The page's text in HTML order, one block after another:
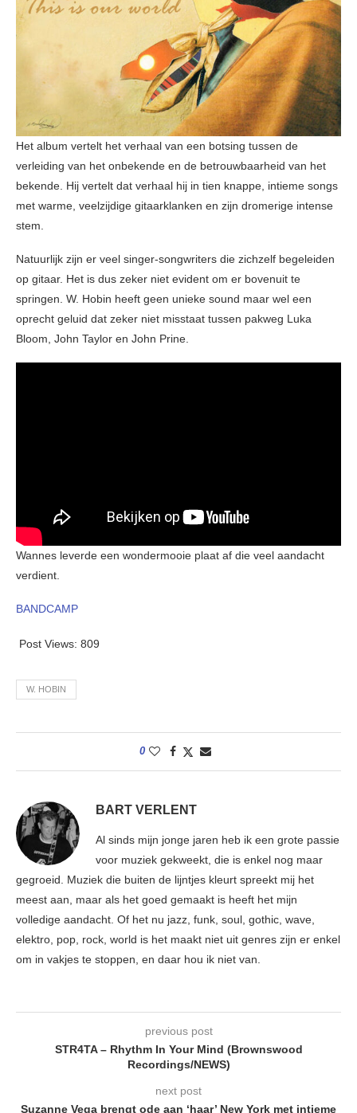
Het album vertelt het verhaal van een botsing tussen de
verleiding van het onbekende en de betrouwbaarheid van het
bekende. Hij vertelt dat verhaal hij in tien knappe, intieme songs
met warme, veelzijdige gitaarklanken en zijn dromerige intense
stem.
Natuurlijk zijn er veel singer-songwriters die zichzelf begeleiden
op gitaar. Het is dus zeker niet evident om er bovenuit te
springen. W. Hobin heeft geen unieke sound maar wel een
oprecht geluid dat zeker niet misstaat tussen pakweg Luka
Bloom, John Taylor en John Prine.
Wannes leverde een wondermooie plaat af die veel aandacht
verdient.
BANDCAMP
Post Views: 809
W. HOBIN
0
BART VERLENT
Al sinds mijn jonge jaren heb ik een grote passie
voor muziek gekweekt, die is enkel nog maar
gegroeid. Muziek die buiten de lijntjes kleurt spreekt mij het
meest aan, maar als het goed gemaakt is heeft het mijn
volledige aandacht. Of het nu jazz, funk, soul, gothic, wave,
elektro, pop, rock, world is het maakt niet uit genres zijn er enkel
om in vakjes te stoppen, en daar hou ik niet van.
previous post
STR4TA – Rhythm In Your Mind (Brownswood
Recordings/NEWS)
next post
Suzanne Vega brengt ode aan ‘haar’ New York met intieme